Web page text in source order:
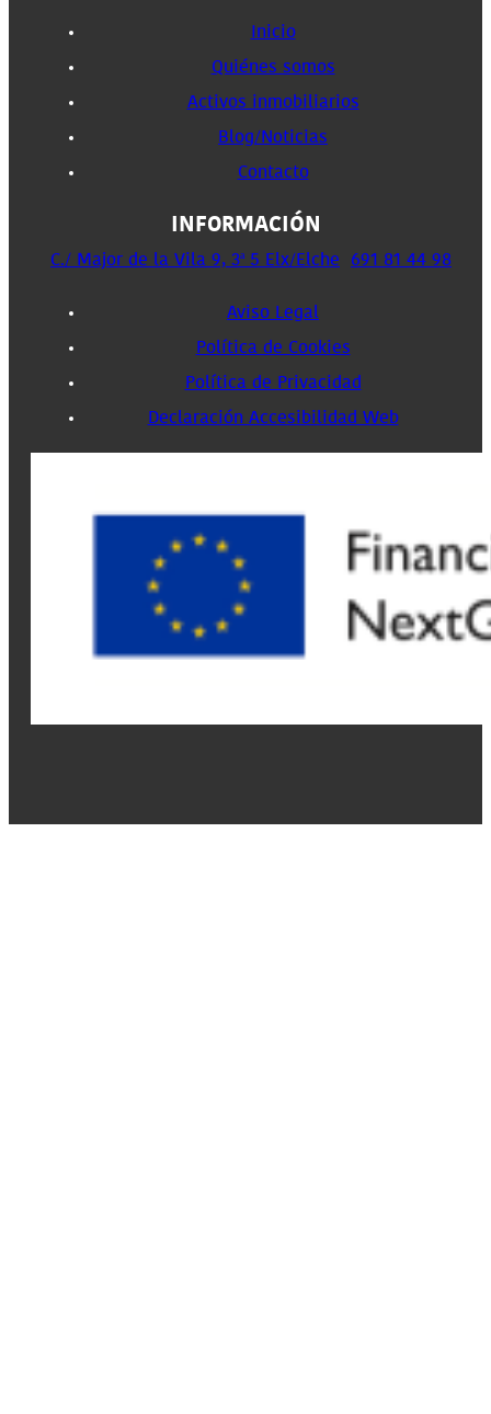
Inicio
Quiénes somos
Activos inmobiliarios
Blog/Noticias
Contacto
INFORMACIÓN
C./ Major de la Vila 9, 3ª 5 Elx/Elche 691 81 44 98
Aviso Legal
Política de Cookies
Política de Privacidad
Declaración Accesibilidad Web